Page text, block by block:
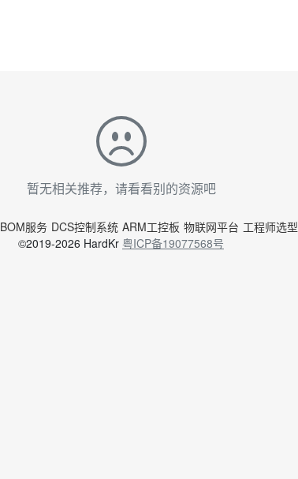
暂无相关推荐，请看看别的资源吧
BOM服务 DCS控制系统 ARM工控板 物联网平台 工程师选型
©2019-2026 HardKr 粤ICP备19077568号